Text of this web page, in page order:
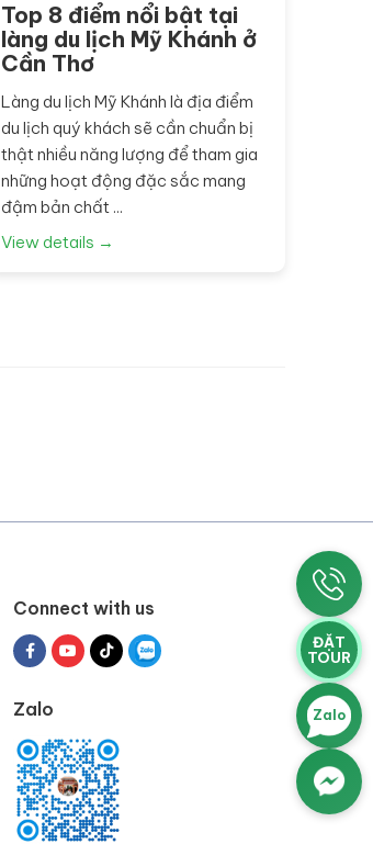
Top 8 điểm nổi bật tại
làng du lịch Mỹ Khánh ở
Cần Thơ
Làng du lịch Mỹ Khánh là địa điểm
du lịch quý khách sẽ cần chuẩn bị
thật nhiều năng lượng để tham gia
những hoạt động đặc sắc mang
đậm bản chất ...
View details →
Connect with us
Zalo
ĐẶT
TOUR
Zalo